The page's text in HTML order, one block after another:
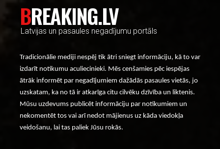
BREAKING.LV
Latvijas un pasaules negadījumu portāls
Tradicionālie mediji nespēj tik ātri sniegt informāciju, kā to var
izdarīt notikumu aculiecinieki. Mēs cenšamies pēc iespējas
ātrāk informēt par negadījumiem dažādās pasaules vietās, jo
uzskatam, ka no tā ir atkarīga citu cilvēku dzīvība un liktenis.
Mūsu uzdevums publicēt informāciju par notikumiem un
nekomentēt tos vai arī nedot mājienus uz kāda viedokļa
veidošanu, lai tas paliek Jūsu rokās.